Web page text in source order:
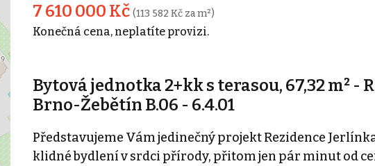
7 610 000 Kč (113 582 Kč za m²)
Konečná cena, neplatíte provizi.
Bytová jednotka 2+kk s terasou, 67,32 m² -
Brno-Žebětín B.06 - 6.4.01
Představujeme Vám jedinečný projekt Rezidence
klidné bydlení v srdci přírody, přitom jen pár minut od